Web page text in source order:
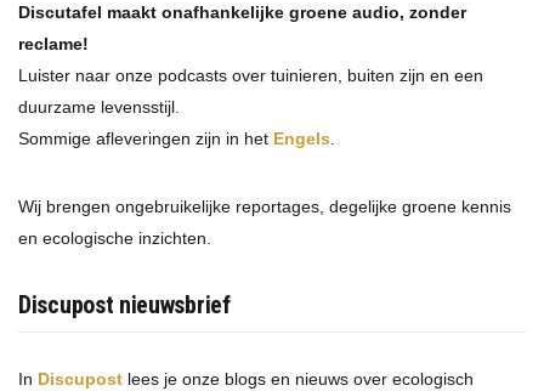
Discutafel maakt onafhankelijke groene audio, zonder
reclame!
Luister naar onze podcasts over tuinieren, buiten zijn en een
duurzame levensstijl.
Sommige afleveringen zijn in het Engels
Wij brengen ongebruikelijke reportages, degelijke groene kennis
en ecologische inzichten.
Discupost nieuwsbrief
In Discupost lees je onze blogs en nieuws over ecologisch